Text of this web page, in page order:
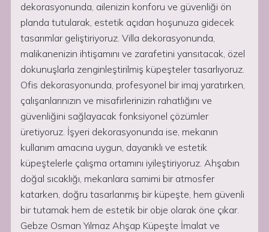
dekorasyonunda, ailenizin konforu ve güvenliği ön
planda tutularak, estetik açıdan hoşunuza gidecek
tasarımlar geliştiriyoruz. Villa dekorasyonunda,
malikanenizin ihtişamını ve zarafetini yansıtacak, özel
dokunuşlarla zenginleştirilmiş küpeşteler tasarlıyoruz.
Ofis dekorasyonunda, profesyonel bir imaj yaratırken,
çalışanlarınızın ve misafirlerinizin rahatlığını ve
güvenliğini sağlayacak fonksiyonel çözümler
üretiyoruz. İşyeri dekorasyonunda ise, mekanın
kullanım amacına uygun, dayanıklı ve estetik
küpeştelerle çalışma ortamını iyileştiriyoruz. Ahşabın
doğal sıcaklığı, mekanlara samimi bir atmosfer
katarken, doğru tasarlanmış bir küpeşte, hem güvenli
bir tutamak hem de estetik bir obje olarak öne çıkar.
Gebze Osman Yılmaz Ahşap Küpeşte İmalat ve